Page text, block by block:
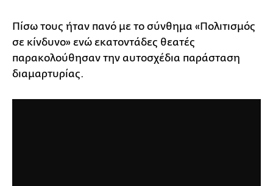
Πίσω τους ήταν πανό με το σύνθημα «Πολιτισμός
σε κίνδυνο» ενώ εκατοντάδες θεατές
παρακολούθησαν την αυτοσχέδια παράσταση
διαμαρτυρίας.